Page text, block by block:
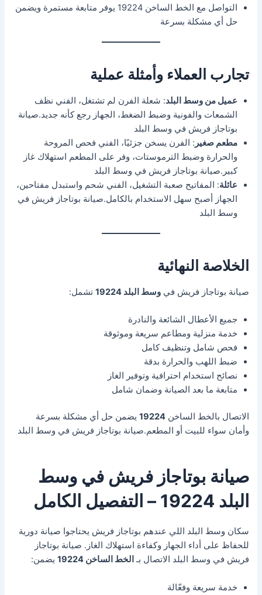
التواصل مع الخط الساخن 19224 يوفر متابعة مستمرة ويضمن
حل أي مشكلة بسرعة
تجارب العملاء وأمثلة عملية
عميل من وسط البلد: شعلة الفرن لم تشتغل، الفني نظف
الشمعات والفونية وضبط الضغط، الجهاز رجع كأنه جديد.صيانة
بوتاجاز فريش في وسط البلد
مطعم صغير : الفرن يسخن جزئيًا، الفني فحص المروحة
والحرارة وضبط الترموستات، وفر على المطعم استهلاك غاز
كبير.صيانة بوتاجاز فريش في وسط البلد
عائلة: المفاتيح صعبة التشغيل، الفني شحم واستبدل مفتاحين،
الجهاز أصبح سهل الاستخدام بالكامل.صيانة بوتاجاز فريش في
وسط البلد
الخلاصة النهائية
صيانة بوتاجاز فريش فيوسط البلد 19224 تشمل:
جميع الأعطال الشائعة والنادرة
خدمة منزلية ومطاعم سريعة وموثوقة
فحص شامل وتنظيف كامل
ضبط اللهب والحرارة بدقة
نصائح استخدام احترافية وتوفير الغاز
متابعة ما بعد الصيانة وضمان شامل
الاتصال بالخط الساخن19224 يضمن حل أي مشكلة بسرعة
وأمان سواء للبيت أو المطعم.صيانة بوتاجاز فريش في وسط البلد
صيانة بوتاجاز فريش في وسط
البلد 19224 – التفصيل الكامل
سكان وسط البلد اللي عندهم بوتاجاز فريش يحتاجوا صيانة دورية
للحفاظ على أداء الجهاز وكفاءة استهلاك الغاز. صيانة بوتاجاز
فريش في وسط البلد الاتصال بـ الخط الساخن 19224 يضمن:
خدمة سريعة وفعّالة